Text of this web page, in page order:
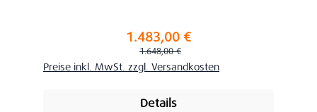
Verkaufspreis:1.483,00 €
Regulärer Preis:
1.648,00 €
Preise inkl. MwSt. zzgl. Versandkosten
Details